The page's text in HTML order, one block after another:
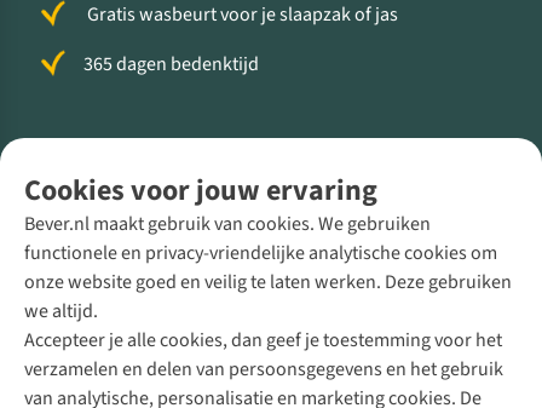
Cookies voor jouw ervaring
Bever.nl maakt gebruik van cookies. We gebruiken
functionele en privacy-vriendelijke analytische cookies om
onze website goed en veilig te laten werken. Deze gebruiken
we altijd.
Accepteer je alle cookies, dan geef je toestemming voor het
verzamelen en delen van persoonsgegevens en het gebruik
van analytische, personalisatie en marketing cookies. De
Gratis wasbeurt voor je slaapzak of jas
365 dagen bedenktijd
Direct advies van een Buitenexpert
+31 (0)85 888 50 88
+31 6 12 28 49 80